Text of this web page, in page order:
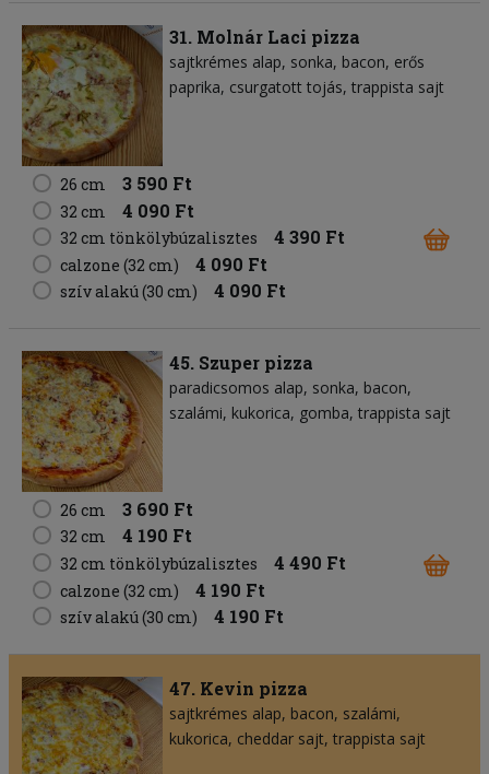
31. Molnár Laci pizza
sajtkrémes alap sonka bacon erős
paprika csurgatott tojás trappista sajt
26 cm 3 590 Ft
32 cm 4 090 Ft
32 cm tönkölybúzalisztes 4 390 Ft
calzone (32 cm) 4 090 Ft
szív alakú (30 cm) 4 090 Ft
45. Szuper pizza
paradicsomos alap sonka bacon
szalámi kukorica gomba trappista sajt
26 cm 3 690 Ft
32 cm 4 190 Ft
32 cm tönkölybúzalisztes 4 490 Ft
calzone (32 cm) 4 190 Ft
szív alakú (30 cm) 4 190 Ft
47. Kevin pizza
sajtkrémes alap bacon szalámi
kukorica cheddar sajt trappista sajt